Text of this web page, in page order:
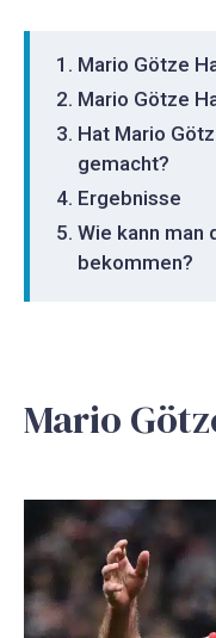
Mario Götze
Mario Götze
Hat Mario
gemacht?
Ergebnisse
Wie kann man
bekommen?
Mario